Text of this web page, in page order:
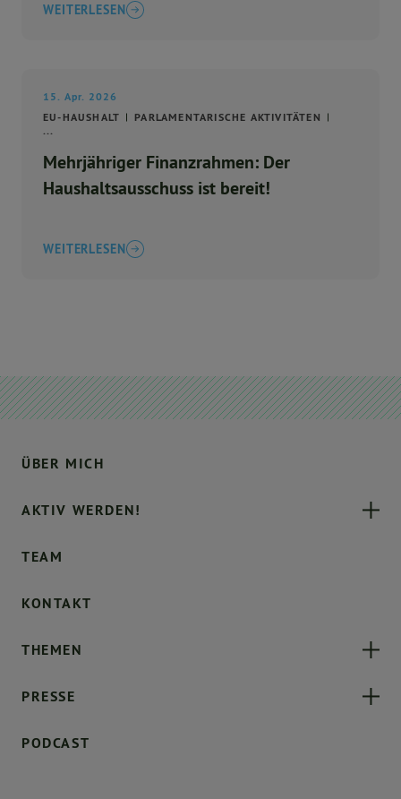
WEITERLESEN
15. Apr. 2026
EU-HAUSHALT
PARLAMENTARISCHE AKTIVITÄTEN
...
Mehrjähriger Finanzrahmen: Der
Haushaltsausschuss ist bereit!
WEITERLESEN
ÜBER MICH
AKTIV WERDEN!
TEAM
KONTAKT
THEMEN
PRESSE
PODCAST